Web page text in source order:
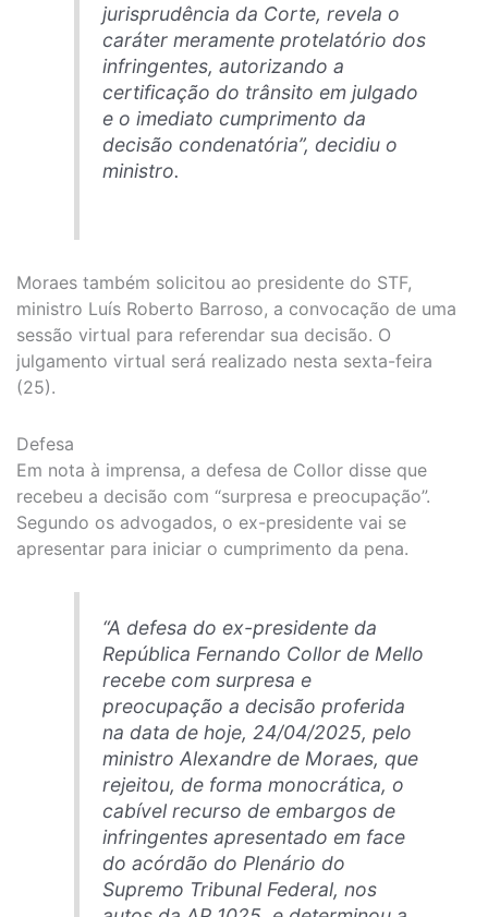
jurisprudência da Corte, revela o
caráter meramente protelatório dos
infringentes, autorizando a
certificação do trânsito em julgado
e o imediato cumprimento da
decisão condenatória”, decidiu o
ministro.
Moraes também solicitou ao presidente do STF,
ministro Luís Roberto Barroso, a convocação de uma
sessão virtual para referendar sua decisão. O
julgamento virtual será realizado nesta sexta-feira
(25).
Defesa
Em nota à imprensa, a defesa de Collor disse que
recebeu a decisão com “surpresa e preocupação”.
Segundo os advogados, o ex-presidente vai se
apresentar para iniciar o cumprimento da pena.
“A defesa do ex-presidente da
República Fernando Collor de Mello
recebe com surpresa e
preocupação a decisão proferida
na data de hoje, 24/04/2025, pelo
ministro Alexandre de Moraes, que
rejeitou, de forma monocrática, o
cabível recurso de embargos de
infringentes apresentado em face
do acórdão do Plenário do
Supremo Tribunal Federal, nos